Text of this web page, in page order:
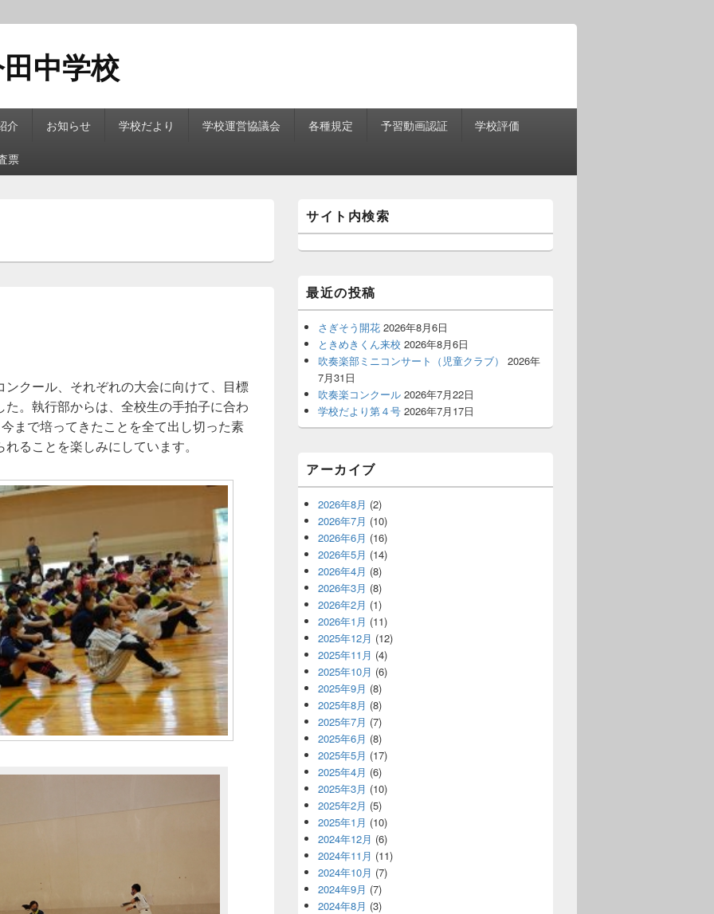
中学校
介 お知らせ 学校だより 学校運営協議会 各種規定 予習動画認証 学校評価
票
クール、それぞれの大会に向けて、目標
。執行部からは、全校生の手拍子に合わ
まで培ってきたことを全て出し切った素
ることを楽しみにしています。
イ
ン
サ
バ
ー
ィ
ジ
ェ
ト
エ
サイト内検索
最近の投稿
さぎそう開花 2026年8月6日
ときめきくん来校 2026年8月6日
吹奏楽部ミニコンサート（児童クラブ）
2026年
7月31日
吹奏楽コンクール 2026年7月22日
学校だより第４号 2026年7月17日
アーカイブ
2026年8月 (2)
2026年7月 (10)
2026年6月 (16)
2026年5月 (14)
2026年4月 (8)
2026年3月 (8)
2026年2月 (1)
2026年1月 (11)
2025年12月 (12)
2025年11月 (4)
2025年10月 (6)
2025年9月 (8)
2025年8月 (8)
2025年7月 (7)
2025年6月 (8)
2025年5月 (17)
2025年4月 (6)
2025年3月 (10)
2025年2月 (5)
2025年1月 (10)
2024年12月 (6)
2024年11月 (11)
2024年10月 (7)
2024年9月 (7)
2024年8月 (3)